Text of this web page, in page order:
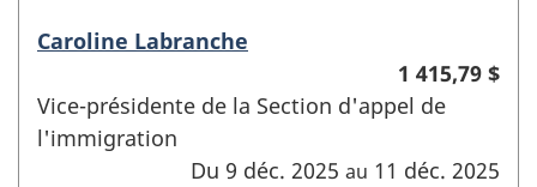
Caroline Labranche
1 415,79 $
Vice-présidente de la Section d'appel de
l'immigration
Du 9 déc. 2025 au 11 déc. 2025